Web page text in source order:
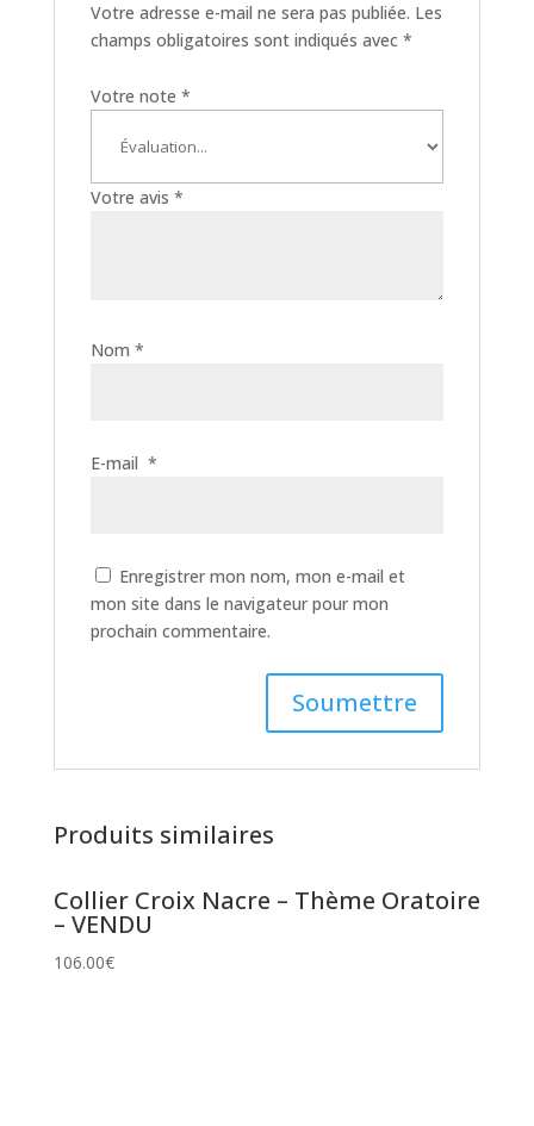
Votre adresse e-mail ne sera pas publiée. Les
champs obligatoires sont indiqués avec *
Votre note *
Votre avis *
Nom *
E-mail *
Enregistrer mon nom, mon e-mail et
mon site dans le navigateur pour mon
prochain commentaire.
Produits similaires
Collier Croix Nacre – Thème Oratoire
– VENDU
106.00€